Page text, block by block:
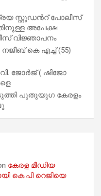
സ്റ്റുഡന്‍റ് പോലീസ്
അപേക്ഷ
വിജ്ഞാപനം
നജീബ് കെ എച്ച് (55)
ജോ​ർ​ജ് ( ഷിജോ
പുതുയുഗ കേരളം
കേരള മീഡിയ
കെ.പി റെജിയെ